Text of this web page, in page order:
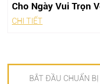
Cho Ngày Vui Trọn
CHI TIẾT
BẮT ĐẦU CHUẨN